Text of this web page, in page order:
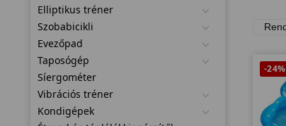
-24%
Elliptikus tréner
Szobabicikli
Evezőpad
Taposógép
Síergométer
Vibrációs tréner
Kondigépek